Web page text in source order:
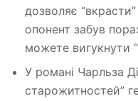
дозволяє
опонент забув
можете вигукнути
У романі Чарльза
старожитностей”